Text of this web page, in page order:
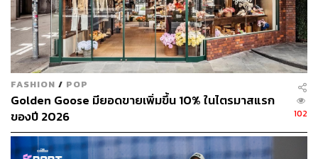
FASHION / POP
Golden Goose มียอดขายเพิ่มขึ้น 10% ในไตรมาสแรก
ของปี 2026
102